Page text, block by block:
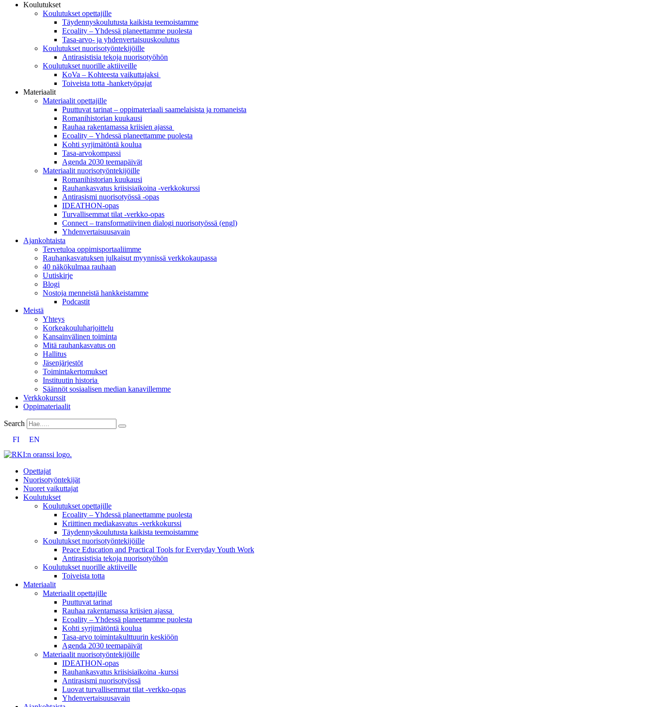
Koulutukset
Koulutukset opettajille
Täydennys­koulutusta kaikista teemois­tamme
Ecoality – Yhdessä planeettamme puolesta
Tasa-arvo- ja yhdenvertaisuuskoulutus
Koulutukset nuorisotyöntekijöille
Antirasistisia tekoja nuorisotyöhön
Koulutukset nuorille aktiiveille
KoVa – Kohteesta vaikuttajaksi
Toiveista totta -hanketyöpajat
Materiaalit
Materiaalit opettajille
Puuttuvat tarinat – oppi­materiaali saamelaisista ja romaneista
Romanihistorian kuukausi
Rauhaa rakentamassa kriisien ajassa
Ecoality – Yhdessä planeettamme puolesta
Kohti syrjimä­töntä koulua
Tasa-arvokompassi
Agenda 2030 teemapäivät
Materiaalit nuorisotyöntekijöille
Romanihistorian kuukausi
Rauhankasvatus kriisisiaikoina -verkkokurssi
Antirasismi nuorisotyössä -opas
IDEATHON-opas
Turvalli­semmat tilat -verkko-opas
Connect – transformatiivinen dialogi nuorisotyössä (engl)
Yhdenvertai­suus­avain
Ajankohtaista
Tervetuloa oppimisportaaliimme
Rauhankasvatuksen julkaisut myynnissä verkkokaupassa
40 näkökulmaa rauhaan
Uutiskirje
Blogi
Nostoja menneistä hankkeistamme
Podcastit
Meistä
Yhteys
Korkeakouluharjoittelu
Kansainvälinen toiminta
Mitä rauhankasvatus on
Hallitus
Jäsenjärjestöt
Toimintakertomukset
Instituutin historia
Säännöt sosiaalisen median kanavillemme
Verkkokurssit
Oppimateriaalit
Search
FI
EN
Opettajat
Nuorisotyöntekijät
Nuoret vaikuttajat
Koulutukset
Koulutukset opettajille
Ecoality – Yhdessä planeettamme puolesta
Kriittinen mediakasvatus -verkkokurssi
Täydennys­koulutusta kaikista teemois­tamme
Koulutukset nuorisotyöntekijöille
Peace Education and Practical Tools for Everyday Youth Work
Antirasistisia tekoja nuorisotyöhön
Koulutukset nuorille aktiiveille
Toiveista totta
Materiaalit
Materiaalit opettajille
Puuttuvat tarinat
Rauhaa rakentamassa kriisien ajassa
Ecoality – Yhdessä planeettamme puolesta
Kohti syrjimä­töntä koulua
Tasa-arvo toiminta­kulttuurin keskiöön
Agenda 2030 teemapäivät
Materiaalit nuorisotyöntekijöille
IDEATHON-opas
Rauhankasvatus kriisisiaikoina -kurssi
Antirasismi nuorisotyössä
Luovat turvalli­semmat tilat -verkko-opas
Yhdenvertai­suus­avain